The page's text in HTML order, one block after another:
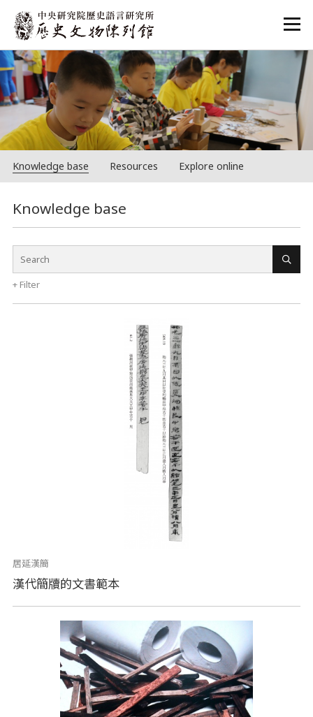
:::
Knowledge base Resources Explore online
Knowledge base
+Filter
居延漢簡
漢代簡牘的文書範本